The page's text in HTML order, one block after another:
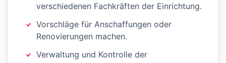
verschiedenen Fachkräften der Einrichtung.
Vorschläge für Anschaffungen oder
Renovierungen machen.
Verwaltung und Kontrolle der